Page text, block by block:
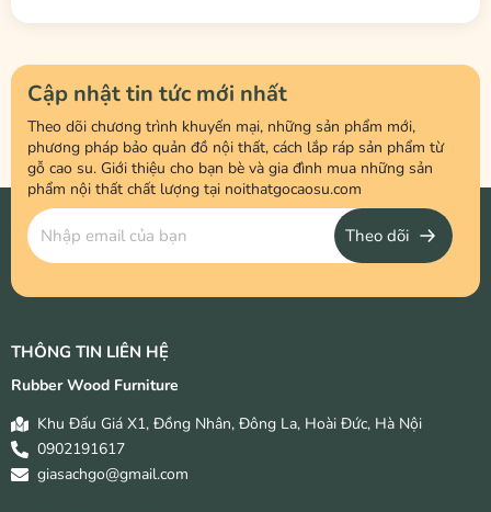
ngày làm việc và học tập. Tại Nội Thất LHQ Furniture, nhiều
Cập nhật tin tức mới nhất
Theo dõi chương trình khuyến mại, những sản phẩm mới,
phương pháp bảo quản đồ nội thất, cách lắp ráp sản phẩm từ
gỗ cao su. Giới thiệu cho bạn bè và gia đình mua những sản
phẩm nội thất chất lượng tại noithatgocaosu.com
Theo dõi
THÔNG TIN LIÊN HỆ
Rubber Wood Furniture
Khu Đấu Giá X1, Đồng Nhân, Đông La, Hoài Đức, Hà Nội
0902191617
giasachgo@gmail.com